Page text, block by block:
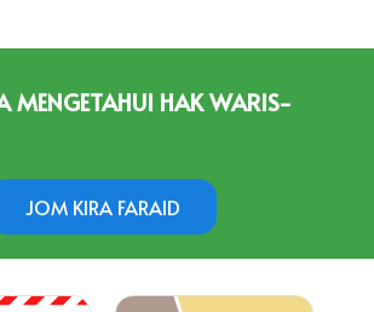
MENGETAHUI HAK WARIS-
JOM KIRA FARAID